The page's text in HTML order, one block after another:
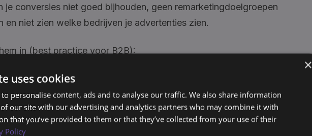
je conversies niet goed bijhouden, geen remarketingdoelgroepen
en niet zien welke bedrijven je advertenties zien.
in (best practice voor B2B):
Campagnebeheer → Meting → Insight Tag / Bronnen beheren
met Google Tag Manager"
LinkedIn Insight Tag 2.0 (de nieuwere versie, beter voor het
×
uses cookies
to personalise content, ads and to analyse our traffic. We also share information
our site with our advertising and analytics partners who may combine it with
that you’ve provided to them or that they’ve collected from your use of their
Policy